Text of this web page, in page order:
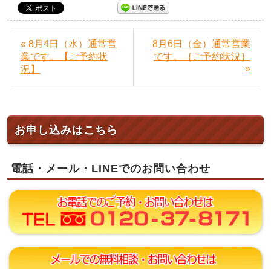
« 8月4日（水）通常営
業です。【ご予約状
況】
8月6日（金）通常営業
です。｛ご予約状況｝
»
お申し込みはこちら
電話・メール・LINEでのお問い合わせ